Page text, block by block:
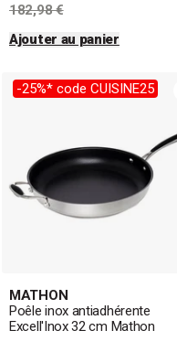
182,98 €
Ajouter au panier
-25%* code CUISINE25
MATHON
Poêle inox antiadhérente
Excell'Inox 32 cm Mathon